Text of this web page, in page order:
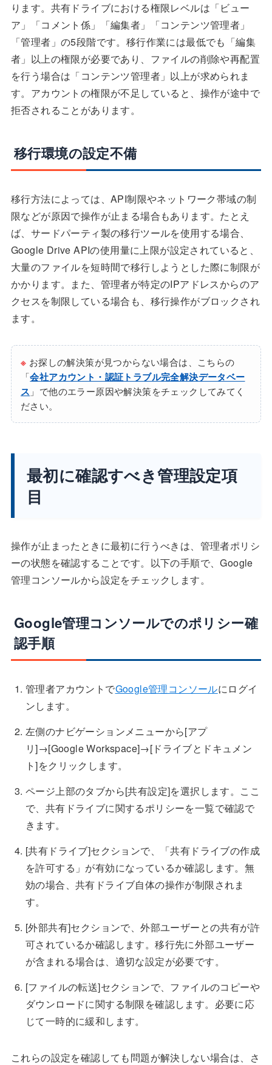
ります。共有ドライブにおける権限レベルは「ビュー
ア」「コメント係」「編集者」「コンテンツ管理者」
「管理者」の5段階です。移行作業には最低でも「編集
者」以上の権限が必要であり、ファイルの削除や再配置
を行う場合は「コンテンツ管理者」以上が求められま
す。アカウントの権限が不足していると、操作が途中で
拒否されることがあります。
移行環境の設定不備
移行方法によっては、API制限やネットワーク帯域の制
限などが原因で操作が止まる場合もあります。たとえ
ば、サードパーティ製の移行ツールを使用する場合、
Google Drive APIの使用量に上限が設定されていると、
大量のファイルを短時間で移行しようとした際に制限が
かかります。また、管理者が特定のIPアドレスからのア
クセスを制限している場合も、移行操作がブロックされ
ます。
※ お探しの解決策が見つからない場合は、こちらの
「会社アカウント・認証トラブル完全解決データベー
ス 」で他のエラー原因や解決策をチェックしてみてく
ださい。
最初に確認すべき管理設定項
目
操作が止まったときに最初に行うべきは、管理者ポリシ
ーの状態を確認することです。以下の手順で、Google
管理コンソールから設定をチェックします。
Google管理コンソールでのポリシー確
認手順
管理者アカウントでGoogle管理コンソールにログイ
ンします。
左側のナビゲーションメニューから[アプ
リ]→[Google Workspace]→[ドライブとドキュメン
ト]をクリックします。
ページ上部のタブから[共有設定]を選択します。ここ
で、共有ドライブに関するポリシーを一覧で確認で
きます。
[共有ドライブ]セクションで、「共有ドライブの作成
を許可する」が有効になっているか確認します。無
効の場合、共有ドライブ自体の操作が制限されま
す。
[外部共有]セクションで、外部ユーザーとの共有が許
可されているか確認します。移行先に外部ユーザー
が含まれる場合は、適切な設定が必要です。
[ファイルの転送]セクションで、ファイルのコピーや
ダウンロードに関する制限を確認します。必要に応
じて一時的に緩和します。
これらの設定を確認しても問題が解決しない場合は、さ